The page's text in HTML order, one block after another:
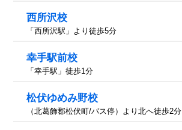
西所沢校
「西所沢駅」より徒歩5分
幸手駅前校
「幸手駅」徒歩1分
松伏ゆめみ野校
（北葛飾郡松伏町/バス停）より北へ徒歩2分